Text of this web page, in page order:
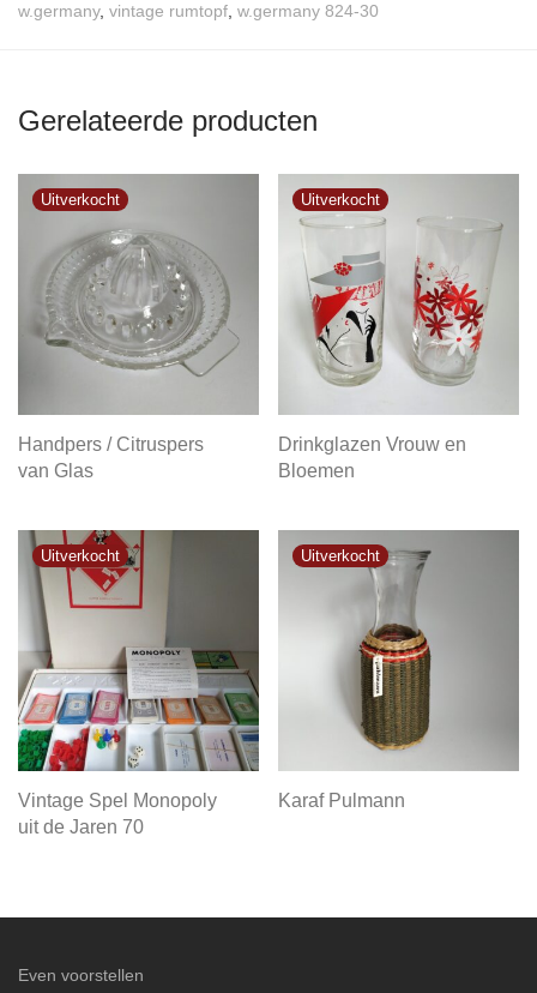
w.germany, vintage rumtopf w.germany 824-30
Gerelateerde producten
Handpers / Citruspers
van Glas
Drinkglazen Vrouw en
Bloemen
Vintage Spel Monopoly
uit de Jaren 70
Karaf Pulmann
Even voorstellen